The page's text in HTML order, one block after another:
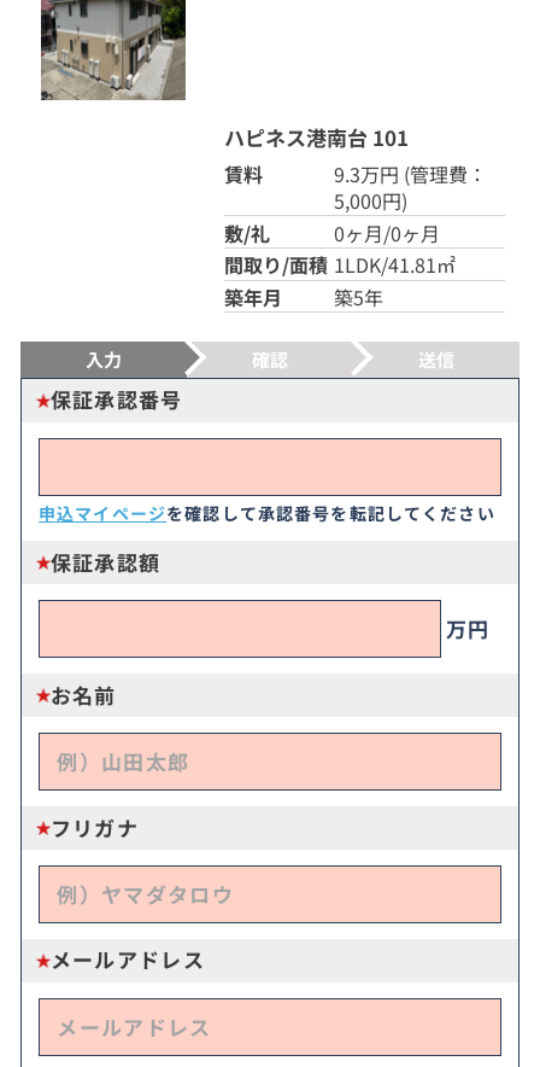
ハピネス港南台 101
賃料 9.3万円 (管理費：
5,000円)
敷/礼
0ヶ月/0ヶ月
間取り/面積 1LDK/41.81㎡
築年月
築5年
入力 確認 送信
保証承認番号
申込マイページを確認して承認番号を転記してください
保証承認額
万円
お名前
フリガナ
メールアドレス